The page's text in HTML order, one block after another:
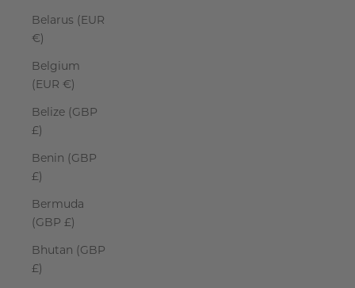
Belarus (EUR
€)
Belgium
(EUR €)
Belize (GBP
£)
Benin (GBP
£)
Bermuda
(GBP £)
Bhutan (GBP
£)